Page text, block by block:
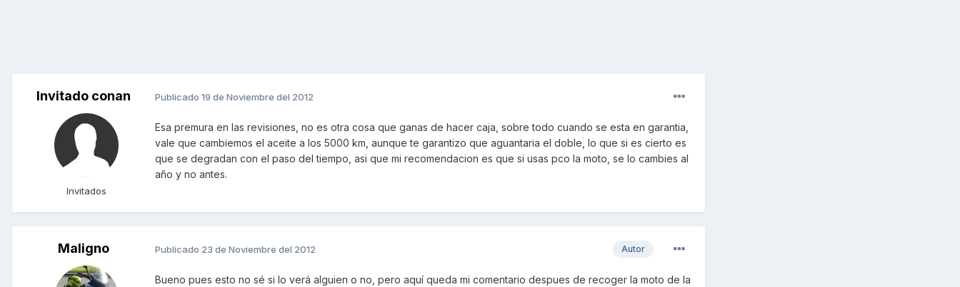
Invitado conan
Invitados
Publicado 19 de Noviembre del 2012
Esa premura en las revisiones, no es otra cosa que ganas de hacer caja, sobre todo cuando se esta en garantia,
vale que cambiemos el aceite a los 5000 km, aunque te garantizo que aguantaria el doble, lo que si es cierto es
que se degradan con el paso del tiempo, asi que mi recomendacion es que si usas pco la moto, se lo cambies al
año y no antes.
Maligno Autor
Publicado 23 de Noviembre del 2012
Bueno pues esto no sé si lo verá alguien o no, pero aquí queda mi comentario despues de recoger la moto de la